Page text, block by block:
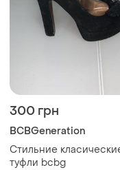
300 грн
BCBGeneration
Стильние класические
туфли bcbg